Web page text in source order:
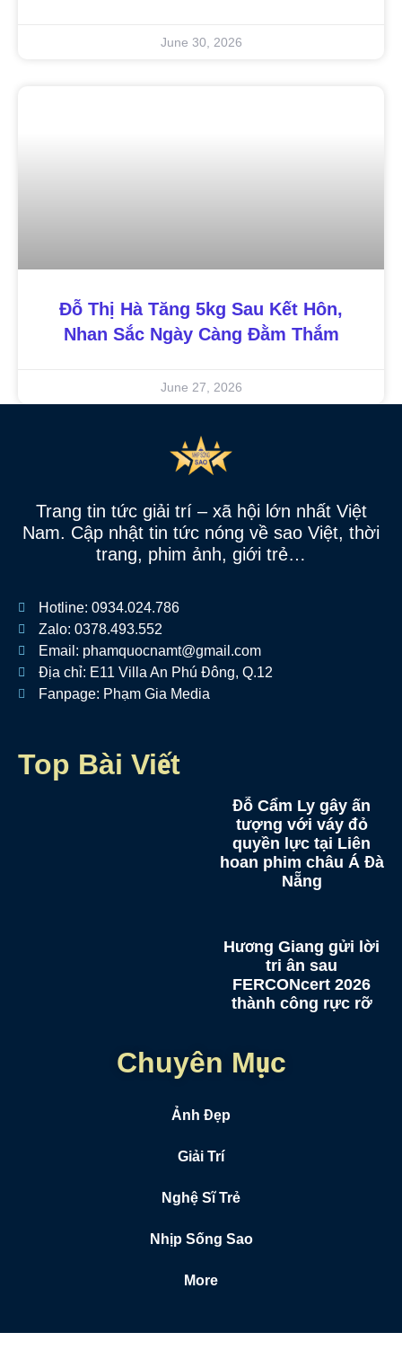
June 30, 2026
Đỗ Thị Hà Tăng 5kg Sau Kết Hôn,
Nhan Sắc Ngày Càng Đằm Thắm
June 27, 2026
Trang tin tức giải trí – xã hội lớn nhất Việt
Nam. Cập nhật tin tức nóng về sao Việt, thời
trang, phim ảnh, giới trẻ…
Hotline: 0934.024.786
Zalo: 0378.493.552
Email: phamquocnamt@gmail.com
Địa chỉ: E11 Villa An Phú Đông, Q.12
Fanpage: Phạm Gia Media
Top Bài Viết
Đỗ Cẩm Ly gây ấn
tượng với váy đỏ
quyền lực tại Liên
hoan phim châu Á Đà
Nẵng
Hương Giang gửi lời
tri ân sau
FERCONcert 2026
thành công rực rỡ
Chuyên Mục
Ảnh Đẹp
Giải Trí
Nghệ Sĩ Trẻ
Nhịp Sống Sao
More